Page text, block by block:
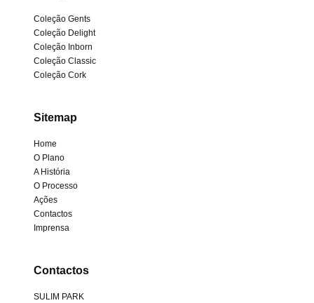
Coleção Gents
Coleção Delight
Coleção Inborn
Coleção Classic
Coleção Cork
Sitemap
Home
O Plano
A História
O Processo
Ações
Contactos
Imprensa
Contactos
SULIM PARK